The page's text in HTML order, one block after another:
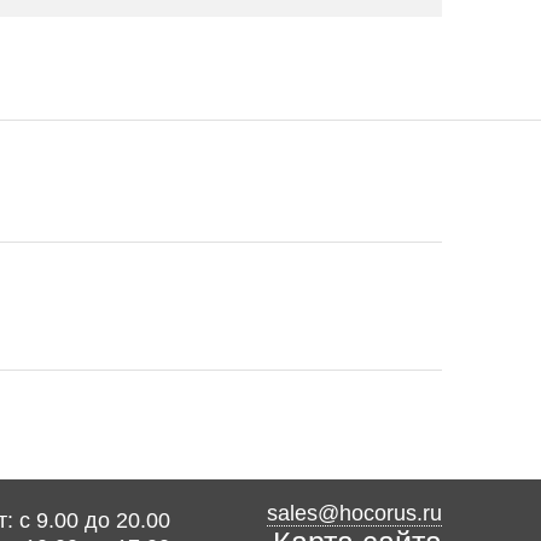
с 9.00 до 20.00
sales@hocorus.ru